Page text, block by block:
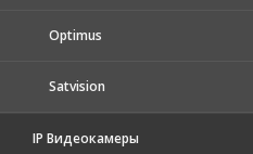
Optimus
Satvision
IP Видеокамеры